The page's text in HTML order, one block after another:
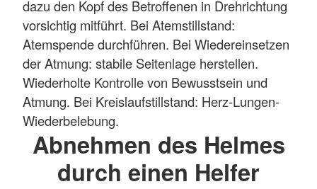
dazu den Kopf des Betroffenen in Drehrichtung
vorsichtig mitführt. Bei Atemstillstand:
Atemspende durchführen. Bei Wiedereinsetzen
der Atmung: stabile Seitenlage herstellen.
Wiederholte Kontrolle von Bewusstsein und
Atmung. Bei Kreislaufstillstand: Herz-Lungen-
Wiederbelebung.
Abnehmen des Helmes
durch einen Helfer